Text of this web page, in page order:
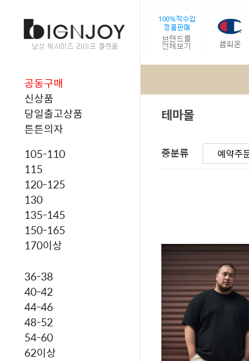
공동구매
신상품
당일출고상품
튼튼의자
105-110
115
120-125
130
135-145
150-165
170이상
36-38
40-42
44-46
48-52
54-60
62이상
테마몰
중분류 예약주